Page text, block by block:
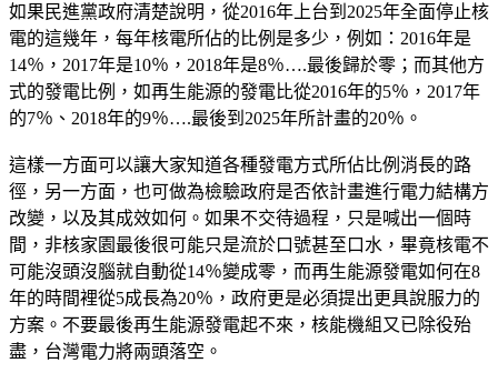
如果民進黨政府清楚說明，從2016年上台到2025年全面停止核
電的這幾年，每年核電所佔的比例是多少，例如：2016年是
14％，2017年是10％，2018年是8％….最後歸於零；而其他方
式的發電比例，如再生能源的發電比從2016年的5％，2017年
的7％、2018年的9％….最後到2025年所計畫的20％。
這樣一方面可以讓大家知道各種發電方式所佔比例消長的路
徑，另一方面，也可做為檢驗政府是否依計畫進行電力結構方
改變，以及其成效如何。如果不交待過程，只是喊出一個時
間，非核家園最後很可能只是流於口號甚至口水，畢竟核電不
可能沒頭沒腦就自動從14％變成零，而再生能源發電如何在8
年的時間裡從5成長為20％，政府更是必須提出更具說服力的
方案。不要最後再生能源發電起不來，核能機組又已除役殆
盡，台灣電力將兩頭落空。